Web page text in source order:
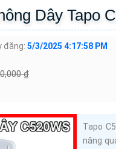
Dây Tapo
đăng: 5/3/2025 4:17:58 PM
₫
Tapo
năng